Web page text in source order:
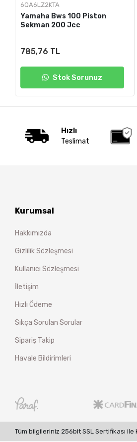
6QA6LZ2KTA
Yamaha Bws 100 Piston
Sekman 200 Jcc
785,76 TL
Stok Sorunuz
Hızlı
Teslimat
Kurumsal
Hakkımızda
Gizlilik Sözleşmesi
Kullanıcı Sözleşmesi
İletişim
Hızlı Ödeme
Sıkça Sorulan Sorular
Sipariş Takip
Havale Bildirimleri
Tüm bilgileriniz 256bit SSL Sertifikası ile